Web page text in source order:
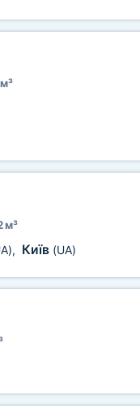
м³
, Київ (UA)